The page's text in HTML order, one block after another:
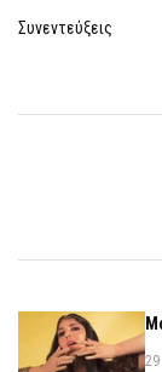
Συνεντεύξεις
29